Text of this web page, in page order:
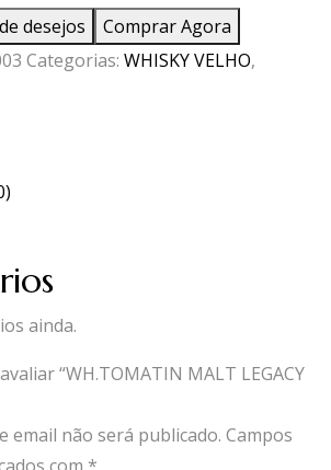
desejos
Comprar Agora
Categorias: WHISKY VELHO,
ainda.
“WH.TOMATIN MALT LEGACY
email não será publicado. Campos